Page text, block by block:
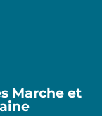
Marche et